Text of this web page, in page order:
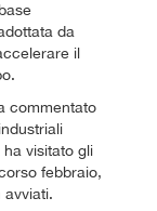
da
il
commentato
visitato gli
febbraio,
avviati.